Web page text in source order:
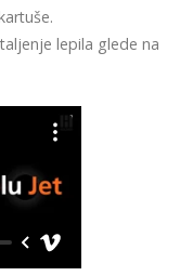
lepila glede na